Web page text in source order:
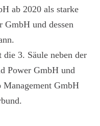
ab 2020 als starke
GmbH und dessen
3. Säule neben der
Power GmbH und
GmbH